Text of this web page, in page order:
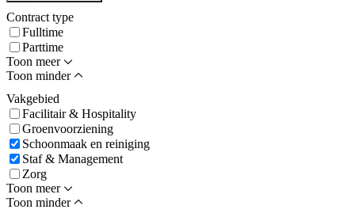
Contract type
Fulltime
Parttime
Toon meer
Toon minder
Vakgebied
Facilitair & Hospitality
Groenvoorziening
Schoonmaak en reiniging
Staf & Management
Zorg
Toon meer
Toon minder